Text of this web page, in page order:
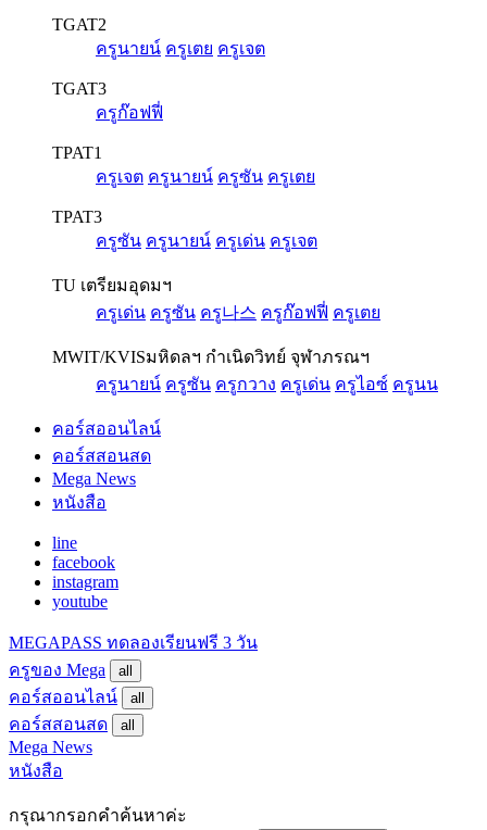
TGAT2
ครูนายน์ ครูเตย ครูเจต
TGAT3
ครูก๊อฟฟี่
TPAT1
ครูเจต ครูนายน์ ครูซัน ครูเตย
TPAT3
ครูซัน ครูนายน์ ครูเด่น ครูเจต
TU เตรียมอุดมฯ
ครูเด่น ครูซัน ครู나스 ครูก๊อฟฟี่ ครูเตย
MWIT/KVISมหิดลฯ กำเนิดวิทย์ จุฬาภรณฯ
ครูนายน์ ครูซัน ครูกวาง ครูเด่น ครูไอซ์ ครูนน
คอร์สออนไลน์
คอร์สสอนสด
Mega News
หนังสือ
line
facebook
instagram
youtube
MEGAPASS ทดลองเรียนฟรี 3 วัน
ครูของ Mega
all
คอร์สออนไลน์ all
คอร์สสอนสด all
Mega News
หนังสือ
กรุณากรอกคำค้นหาค่ะ